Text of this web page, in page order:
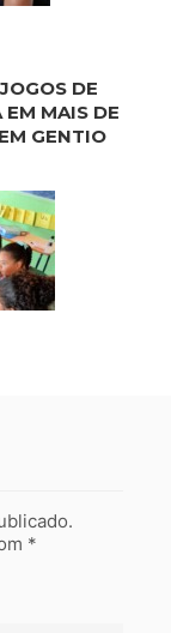
DE
EM MAIS DE
GENTIO
*